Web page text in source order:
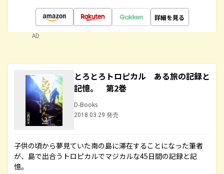
詳細を見る
AD
とろとろトロピカル ある旅の記録と
記憶。 第2巻
D-Books
2018.03.29 発売
子供の頃から夢見ていた南の島に滞在することになった筆者
が、島で出合うトロピカルでマジカルな45日間の記録と記
憶。